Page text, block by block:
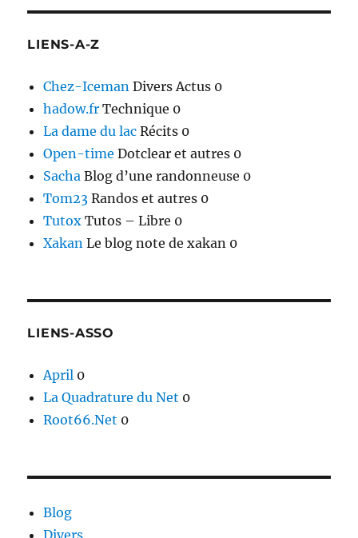
LIENS-A-Z
Chez-Iceman Divers Actus 0
hadow.fr Technique 0
La dame du lac Récits 0
Open-time Dotclear et autres 0
Sacha Blog d’une randonneuse 0
Tom23 Randos et autres 0
Tutox Tutos – Libre 0
Xakan Le blog note de xakan 0
LIENS-ASSO
April 0
La Quadrature du Net 0
Root66.Net 0
Blog
Divers